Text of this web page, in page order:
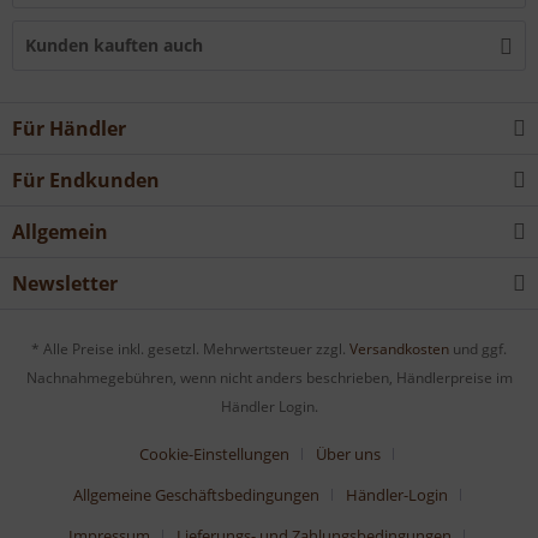
Kunden kauften auch
Für Händler
Für Endkunden
Allgemein
Newsletter
* Alle Preise inkl. gesetzl. Mehrwertsteuer zzgl. Versandkosten und ggf.
Nachnahmegebühren, wenn nicht anders beschrieben, Händlerpreise im
Händler Login.
Cookie-Einstellungen
Über uns
Allgemeine Geschäftsbedingungen
Händler-Login